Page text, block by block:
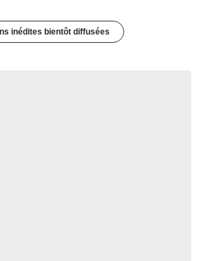
inédites bientôt diffusées